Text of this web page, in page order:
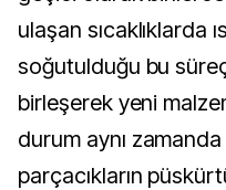
ulaşan sıcaklıklarda
soğutulduğu bu
birleşerek yeni
durum aynı
parçacıkların